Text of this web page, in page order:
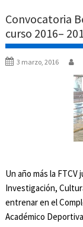
Convocatoria
curso 2016–
3 marzo, 2016
Un año más la
Investigación,
entrenar en el
Académico